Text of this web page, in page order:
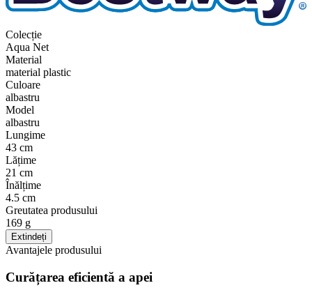
Colecție
Aqua Net
Material
material plastic
Culoare
albastru
Model
albastru
Lungime
43 cm
Lățime
21 cm
Înălțime
4.5 cm
Greutatea produsului
169 g
Extindeți
Avantajele produsului
Curățarea eficientă a apei